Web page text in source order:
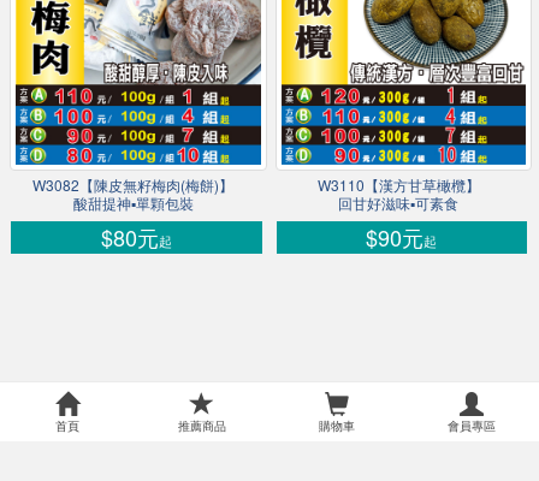
W3082【陳皮無籽梅肉(梅餅)】
酸甜提神▪單顆包裝
$80元起
W3110【漢方甘草橄欖】
回甘好滋味▪可素食
$90元起
首頁 推薦商品 購物車 會員專區